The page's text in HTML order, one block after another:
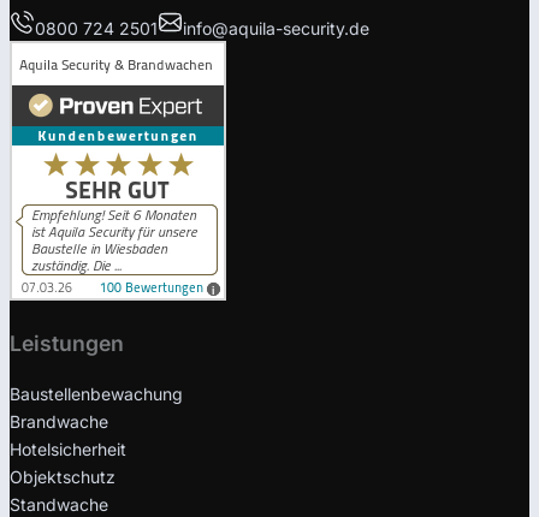
0800 724 2501 info@aquila-security.de
Leistungen
Baustellenbewachung
Brandwache
Hotelsicherheit
Objektschutz
Standwache